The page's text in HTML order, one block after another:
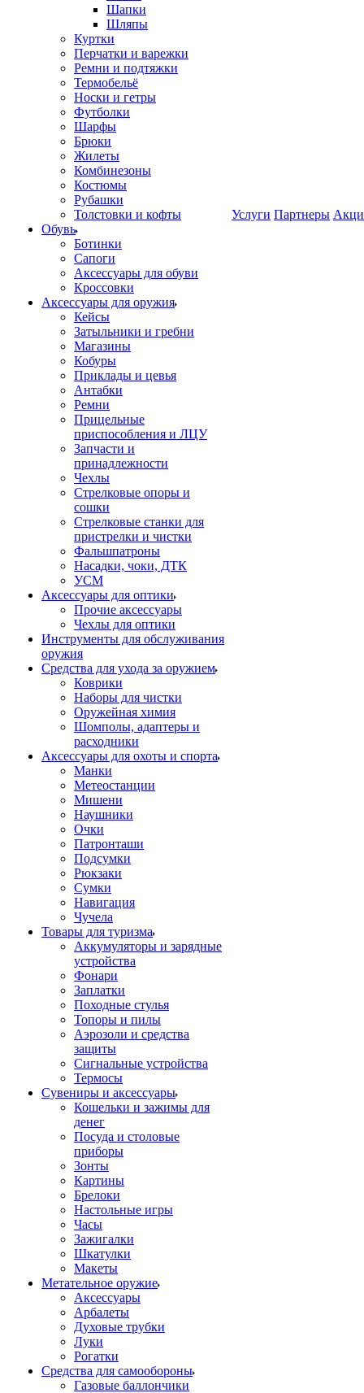
Шапки
Шляпы
Куртки
Перчатки и варежки
Ремни и подтяжки
Термобельё
Носки и гетры
Футболки
Шарфы
Брюки
Жилеты
Комбинезоны
Костюмы
Рубашки
Толстовки и кофты
Обувь
Ботинки
Сапоги
Аксессуары для обуви
Кроссовки
Аксессуары для оружия
Кейсы
Затыльники и гребни
Магазины
Кобуры
Приклады и цевья
Антабки
Ремни
Прицельные
приспособления и ЛЦУ
Запчасти и
принадлежности
Чехлы
Стрелковые опоры и
сошки
Стрелковые станки для
пристрелки и чистки
Фальшпатроны
Насадки, чоки, ДТК
УСМ
Аксессуары для оптики
Прочие аксессуары
Чехлы для оптики
Инструменты для обслуживания
оружия
Средства для ухода за оружием
Коврики
Наборы для чистки
Оружейная химия
Шомполы, адаптеры и
расходники
Аксессуары для охоты и спорта
Манки
Метеостанции
Мишени
Наушники
Очки
Патронташи
Подсумки
Рюкзаки
Сумки
Навигация
Чучела
Товары для туризма
Аккумуляторы и зарядные
устройства
Фонари
Заплатки
Походные стулья
Топоры и пилы
Аэрозоли и средства
защиты
Сигнальные устройства
Термосы
Сувениры и аксессуары
Кошельки и зажимы для
денег
Посуда и столовые
приборы
Зонты
Картины
Брелоки
Настольные игры
Часы
Зажигалки
Шкатулки
Макеты
Метательное оружие
Аксессуары
Арбалеты
Духовые трубки
Луки
Рогатки
Средства для самообороны
Газовые баллончики
Услуги Партнеры